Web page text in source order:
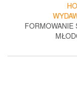
FORMOWANIE